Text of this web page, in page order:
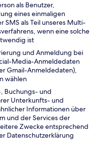
als Benutzer,
eines einmaligen
SMS als Teil unseres Multi-
wenn eine solche
ist
und Anmeldung bei
Media-Anmeldedaten
Gmail-Anmeldedaten),
wählen
Buchungs- und
Unterkunfts- und
Informationen über
und der Services der
Zwecke entsprechend
Datenschutzerklärung